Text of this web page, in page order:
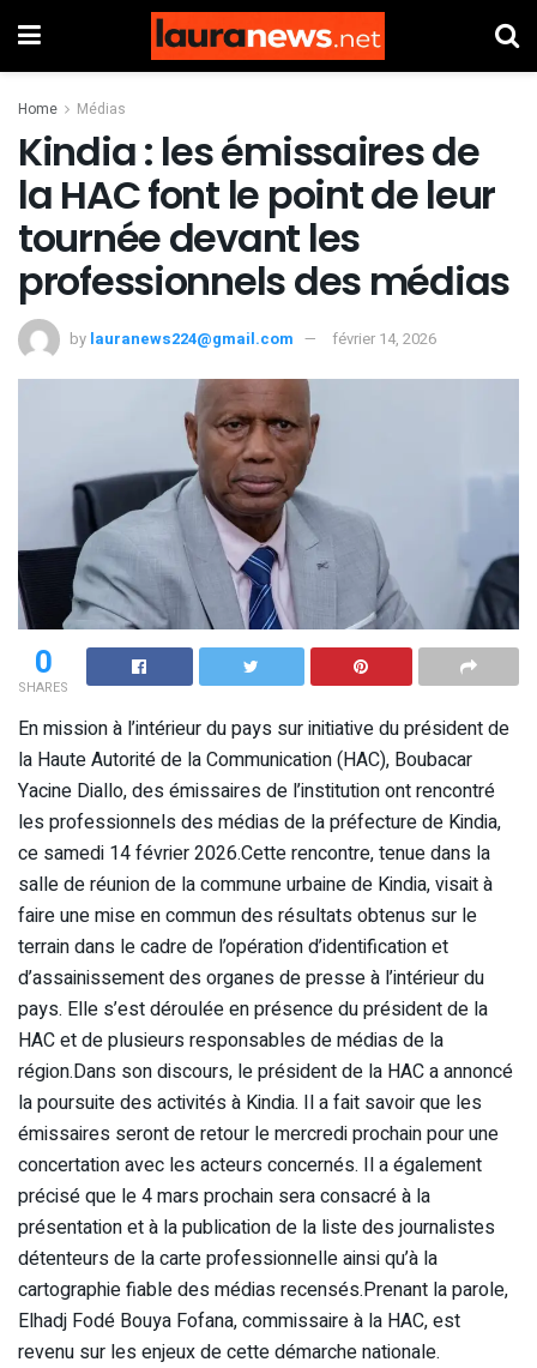
Home Médias
Kindia : les émissaires de
la HAC font le point de leur
tournée devant les
professionnels des médias
by lauranews224@gmail.com février 14, 2026
0
SHARES
En mission à l’intérieur du pays sur initiative du président de
la Haute Autorité de la Communication (HAC), Boubacar
Yacine Diallo, des émissaires de l’institution ont rencontré
les professionnels des médias de la préfecture de Kindia,
ce samedi 14 février 2026.Cette rencontre, tenue dans la
salle de réunion de la commune urbaine de Kindia, visait à
faire une mise en commun des résultats obtenus sur le
terrain dans le cadre de l’opération d’identification et
d’assainissement des organes de presse à l’intérieur du
pays. Elle s’est déroulée en présence du président de la
HAC et de plusieurs responsables de médias de la
région.Dans son discours, le président de la HAC a annoncé
la poursuite des activités à Kindia. Il a fait savoir que les
émissaires seront de retour le mercredi prochain pour une
concertation avec les acteurs concernés. Il a également
précisé que le 4 mars prochain sera consacré à la
présentation et à la publication de la liste des journalistes
détenteurs de la carte professionnelle ainsi qu’à la
cartographie fiable des médias recensés.Prenant la parole,
Elhadj Fodé Bouya Fofana, commissaire à la HAC, est
revenu sur les enjeux de cette démarche nationale.